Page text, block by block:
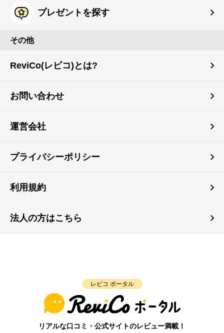
プレゼントを探す
その他
ReviCo(レビコ)とは?
お問い合わせ
運営会社
プライバシーポリシー
利用規約
法人の方はこちら
レビコ ポータル
リアルな口コミ・公式サイトのレビュー満載！